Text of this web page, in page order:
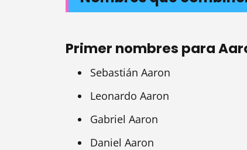
Primer nombres para
Sebastián Aaron
Leonardo Aaron
Gabriel Aaron
Daniel Aaron